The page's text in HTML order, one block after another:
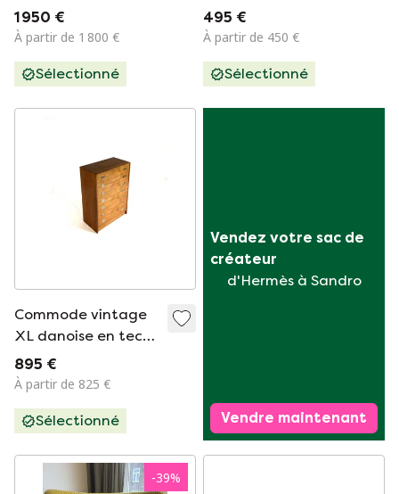
Holstebro
Møbelfabrik '80
1 950 €
À partir de 1 800 €
Sélectionné
danoise en teck,
années 60
495 €
À partir de 450 €
Sélectionné
Commode vintage
XL danoise en teck,
années 1960
895 €
À partir de 825 €
Sélectionné
Vendez votre sac de
créateur
d'Hermès à Sandro
Vendre maintenant
-39%